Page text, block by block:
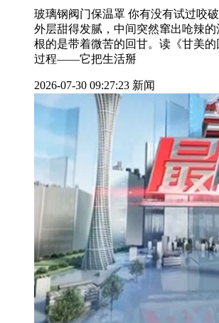
玻璃钢阀门保温罩 你有没有试过咬
外层甜得发腻，中间突然窜出呛辣
根的是带着微苦的回甘。读《甘美
过程——它把生活掰
2026-07-30 09:27:23 新闻